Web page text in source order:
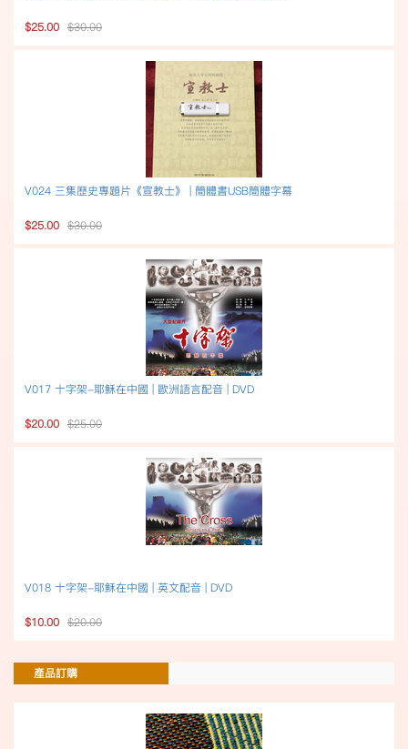
$25.00 $30.00
V024 三集歷史專題片《宣教士》 | 簡體書USB簡體字幕
$25.00 $30.00
V017 十字架-耶穌在中國 | 歐洲語言配音 | DVD
$20.00 $25.00
V018 十字架-耶穌在中國 | 英文配音 | DVD
$10.00 $20.00
產品訂購